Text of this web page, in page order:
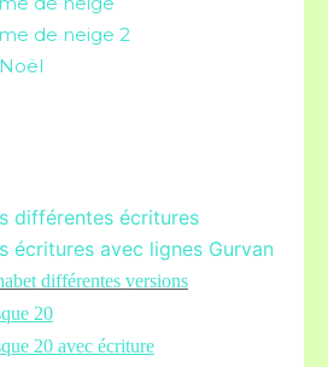
de neige 2
différentes écritures
écritures avec lignes Gurvan
différentes versions
20
20 avec écriture